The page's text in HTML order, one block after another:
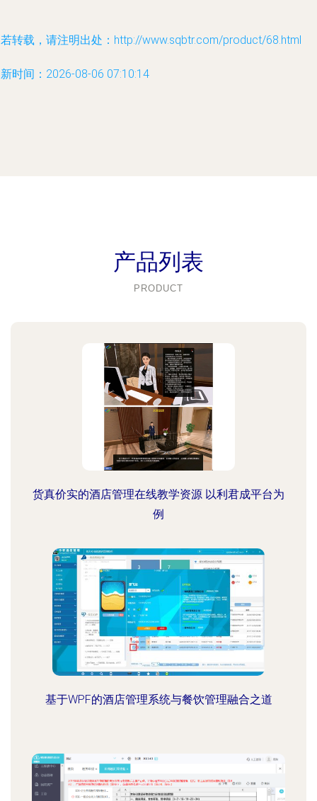
转载，请注明出处：http://www.sqbtr.com/product/68.html
时间：2026-08-06 07:10:14
产品列表
PRODUCT
货真价实的酒店管理在线教学资源 以利君成平台为
例
基于WPF的酒店管理系统与餐饮管理融合之道